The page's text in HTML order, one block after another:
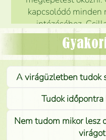
kapcsolódó
intézéséhez.
A virágüzletben tudok
Tudok
Nem tudom mikor lesz